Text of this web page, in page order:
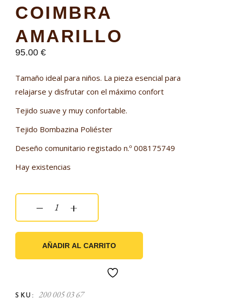
COIMBRA
AMARILLO
95.00 €
Tamaño ideal para niños. La pieza esencial para
relajarse y disfrutar con el máximo confort
Tejido suave y muy confortable.
Tejido Bombazina Poliéster
Deseño comunitario registado n.º 008175749
Hay existencias
Puff Mediano Coimbra Amarillo quantity
‒ +
AÑADIR AL CARRITO
SKU: 200 005 03 67